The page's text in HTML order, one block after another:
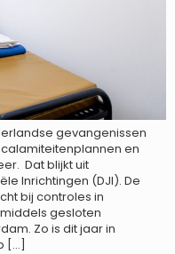
gevangenissen
en
Dat blijkt uit
Inrichtingen (DJI). De
bij controles in
gesloten
Zo is dit jaar in
[…]